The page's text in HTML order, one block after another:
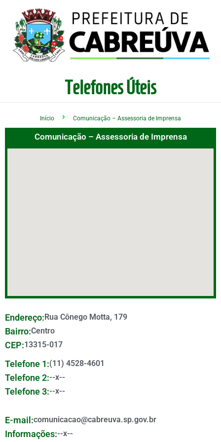
Telefones Úteis
Início Comunicação – Assessoria de Imprensa
Comunicação – Assessoria de Imprensa
Endereço:Rua Cônego Motta, 179
Bairro:Centro
CEP:13315-017
Telefone 1:(11) 4528-4601
Telefone 2:--x--
Telefone 3:--x--
E-mail:comunicacao@cabreuva.sp.gov.br
Informações:--x--